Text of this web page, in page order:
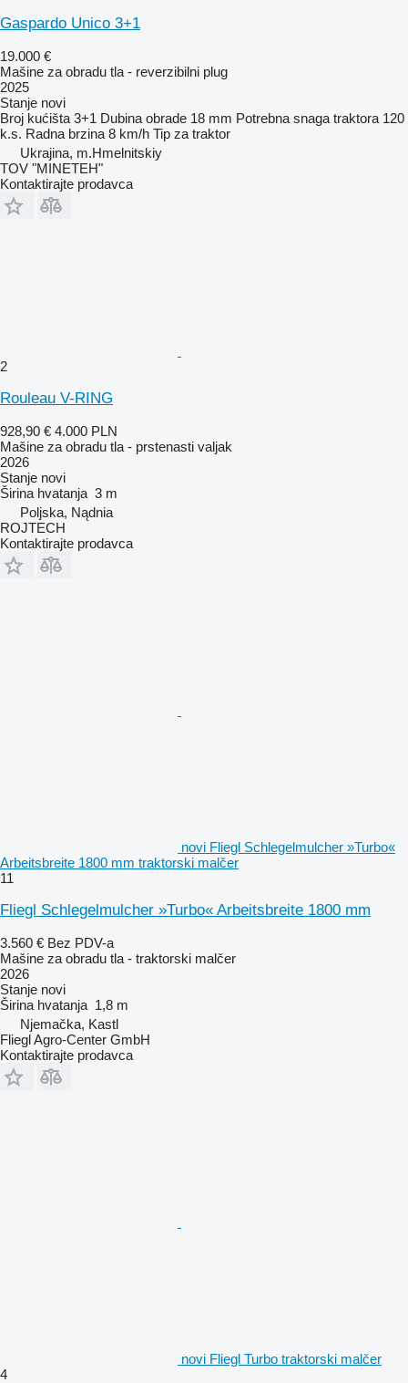
Gaspardo Unico 3+1
19.000 €
Mašine za obradu tla - reverzibilni plug
2025
Stanje novi
Broj kućišta 3+1 Dubina obrade 18 mm Potrebna snaga traktora 120
k.s. Radna brzina 8 km/h Tip za traktor
Ukrajina, m.Hmelnitskiy
TOV "MINETEH"
Kontaktirajte prodavca
2
Rouleau V-RING
928,90 € 4.000 PLN
Mašine za obradu tla - prstenasti valjak
2026
Stanje novi
Širina hvatanja 3 m
Poljska, Nądnia
ROJTECH
Kontaktirajte prodavca
novi Fliegl Schlegelmulcher »Turbo«
Arbeitsbreite 1800 mm traktorski malčer
11
Fliegl Schlegelmulcher »Turbo« Arbeitsbreite 1800 mm
3.560 € Bez PDV-a
Mašine za obradu tla - traktorski malčer
2026
Stanje novi
Širina hvatanja 1,8 m
Njemačka, Kastl
Fliegl Agro-Center GmbH
Kontaktirajte prodavca
novi Fliegl Turbo traktorski malčer
4